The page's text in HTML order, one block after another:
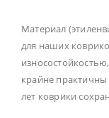
Материал
для наших
крайне
лет коврики